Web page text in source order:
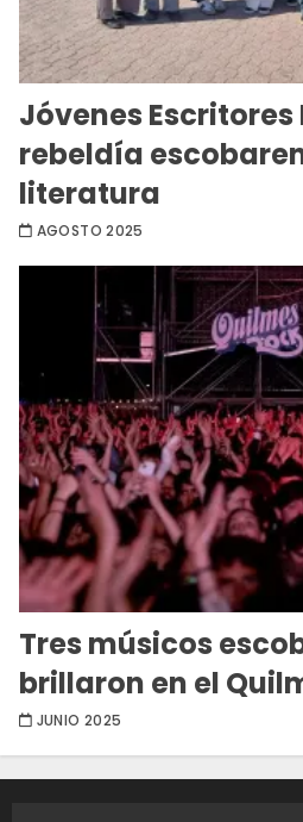
Jóvenes Escritores
rebeldía
literatura
AGOSTO 2025
Tres músicos
brillaron en el
JUNIO 2025